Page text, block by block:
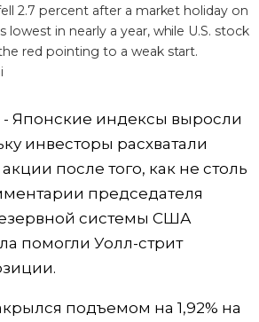
2.7 percent after a market holiday on
lowest in nearly a year, while U.S. stock
red pointing to a weak start.
Японские индексы выросли
инвесторы расхватали
после того, как не столь
председателя
системы США
помогли Уолл-стрит
подъемом на 1,92% на